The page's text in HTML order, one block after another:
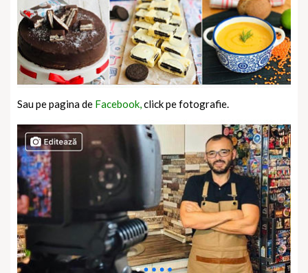
Sau pe pagina de Facebook,click pe fotografie.